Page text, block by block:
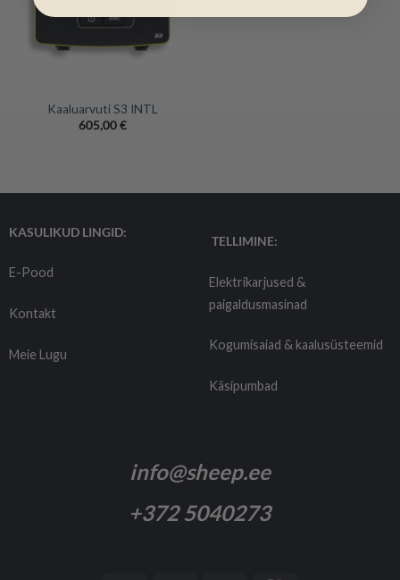
Kaaluarvuti S3 INTL
605,00€
KASULIKUD LINGID:
E-Pood
Kontakt
Meie Lugu
TELLIMINE:
Elektrikarjused &
paigaldusmasinad
Kogumisaiad & kaalusüsteemid
Käsipumbad
info@sheep.ee
+372 5040273